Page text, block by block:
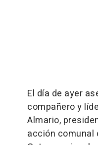
El día de ayer
compañero y
Almario,
acción comunal